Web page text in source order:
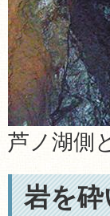
芦ノ湖側
岩を